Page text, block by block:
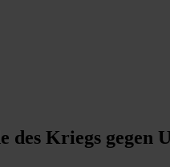
Kriegs gegen